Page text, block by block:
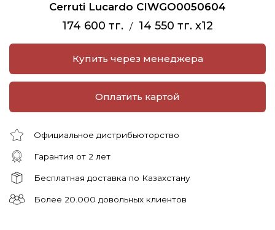
Cerruti Lucardo CIWGO0050604
174 600 тг. / 14 550 тг. x12
Купить через менеджера
Оплатить картой
Официальное дистрибьюторство
Гарантия от 2 лет
Бесплатная доставка по Казахстану
Более 20.000 довольных клиентов